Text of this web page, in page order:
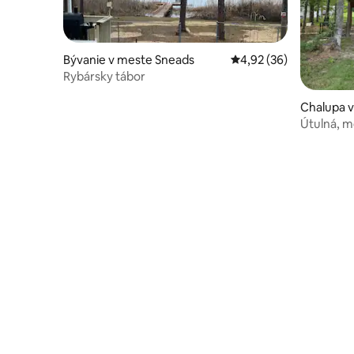
Bývanie v meste Sneads Priemerné
4,92 (36)
Rybársky tábor
Chalupa
Útulná,